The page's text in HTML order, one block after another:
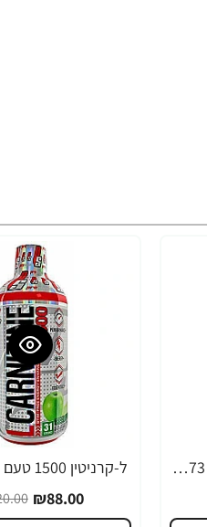
ל-קרניטין 1500 טעם תפוז 473 מ"ל - ProSupps
-27%
₪88.00